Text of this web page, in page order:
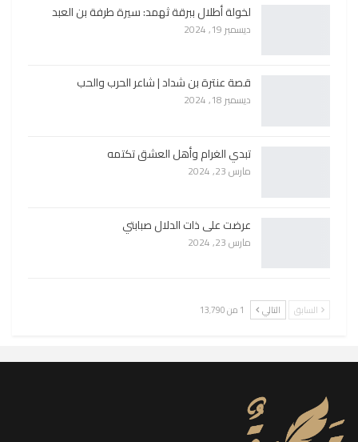
لخولة أطلال ببرقة ثهمد: سيرة طرفة بن العبد
ديسمبر 19, 2024
قصة عنترة بن شداد | شاعر الحرب والحب
ديسمبر 18, 2024
تبدي الغرام وأهل العشق تكتمه
مارس 23, 2024
عرضت على ذات الدلال صبابتي
مارس 23, 2024
السابق التالي 1 من 13٬790